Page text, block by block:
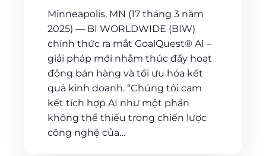
Minneapolis, MN (17 tháng 3 năm
2025) — BI WORLDWIDE (BIW)
chính thức ra mắt GoalQuest® AI –
giải pháp mới nhằm thúc đẩy hoạt
động bán hàng và tối ưu hóa kết
quả kinh doanh. “Chúng tôi cam
kết tích hợp AI như một phần
không thể thiếu trong chiến lược
công nghệ của…